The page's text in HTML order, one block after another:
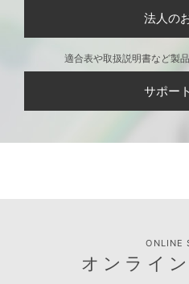
法人の
適合表や取扱説明書など製
サポー
ONLINE
オンライ